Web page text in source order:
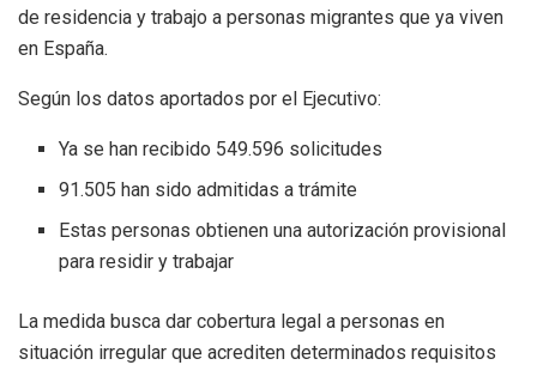
de residencia y trabajo a personas migrantes que ya viven
en España.
Según los datos aportados por el Ejecutivo:
Ya se han recibido 549.596 solicitudes
91.505 han sido admitidas a trámite
Estas personas obtienen una autorización provisional
para residir y trabajar
La medida busca dar cobertura legal a personas en
situación irregular que acrediten determinados requisitos